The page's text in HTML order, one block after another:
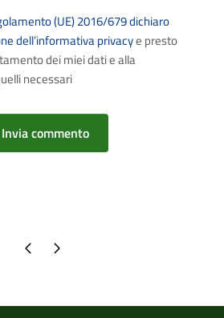
(UE) 2016/679 dichiaro
dell’informativa privacye presto
dei miei dati e alla
necessari
precedente
Pagina successiva